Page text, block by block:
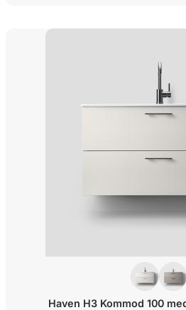
Haven H3 Kommod 100